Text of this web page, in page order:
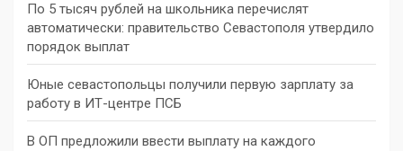
По 5 тысяч рублей на школьника перечислят
автоматически: правительство Севастополя утвердило
порядок выплат
Юные севастопольцы получили первую зарплату за
работу в ИТ-центре ПСБ
В ОП предложили ввести выплату на каждого